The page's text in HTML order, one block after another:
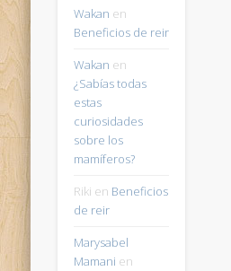
Wakan en
Beneficios de reir
Wakan en
¿Sabías todas
estas
curiosidades
sobre los
mamíferos?
Riki en Beneficios
de reir
Marysabel
Mamani en